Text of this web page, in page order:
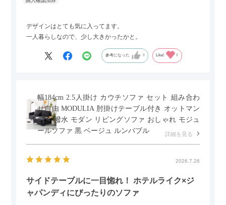
デザインはとても気に入ってます。
一人暮らしなので、少し大きかったかと。
参考になった 0 Like! 0
幅184cm 2.5人掛け カウチソファ セット 組み合わ
せ自由 MODULIA 肘掛けテーブル付き オットマン
付き 撥水 モダン リビングソファ おしゃれ モジュ
ールソファ 黒 ベージュ ルンバブル
詳細を見る
2026.7.26
サイドテーブルに一目惚れ！ ホテルライク×ジ
ャパンディにぴったりのソファ